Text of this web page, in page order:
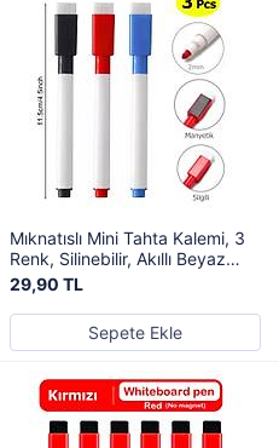
Mıknatıslı Mini Tahta Kalemi, 3
Renk, Silinebilir, Akıllı Beyaz
Tahta Kalemi, Yaz-Sil
29,90 TL
Sepete Ekle